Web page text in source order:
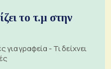
το τ.μ στην
γραφεία - Τι δείχνει